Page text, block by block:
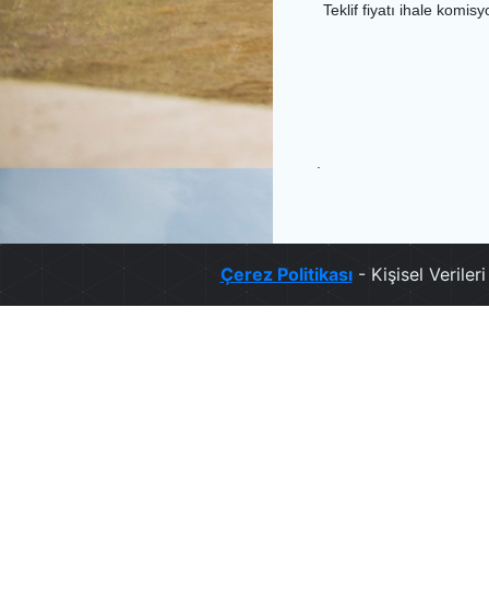
Teklif fiyatı ihale
Çerez Politikası- Kişisel Verileri